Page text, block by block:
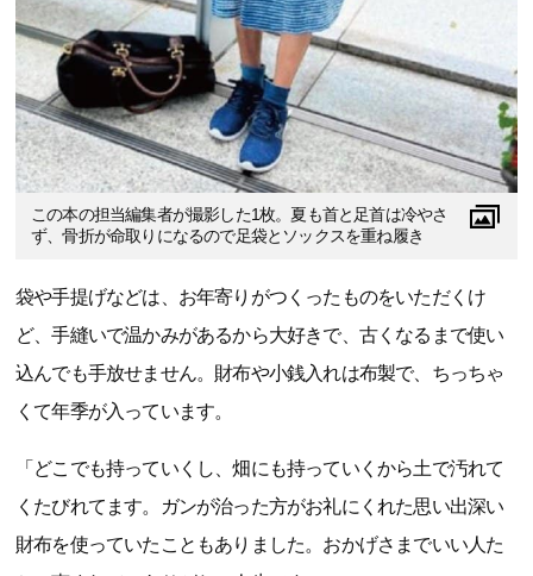
この本の担当編集者が撮影した1枚。夏も首と足首は冷やさ
ず、骨折が命取りになるので足袋とソックスを重ね履き
袋や手提げなどは、お年寄りがつくったものをいただくけ
ど、手縫いで温かみがあるから大好きで、古くなるまで使い
込んでも手放せません。財布や小銭入れは布製で、ちっちゃ
くて年季が入っています。
「どこでも持っていくし、畑にも持っていくから土で汚れて
くたびれてます。ガンが治った方がお礼にくれた思い出深い
財布を使っていたこともありました。おかげさまでいい人た